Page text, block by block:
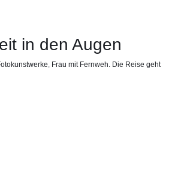
in den Augen
, Frau mit Fernweh. Die Reise geht